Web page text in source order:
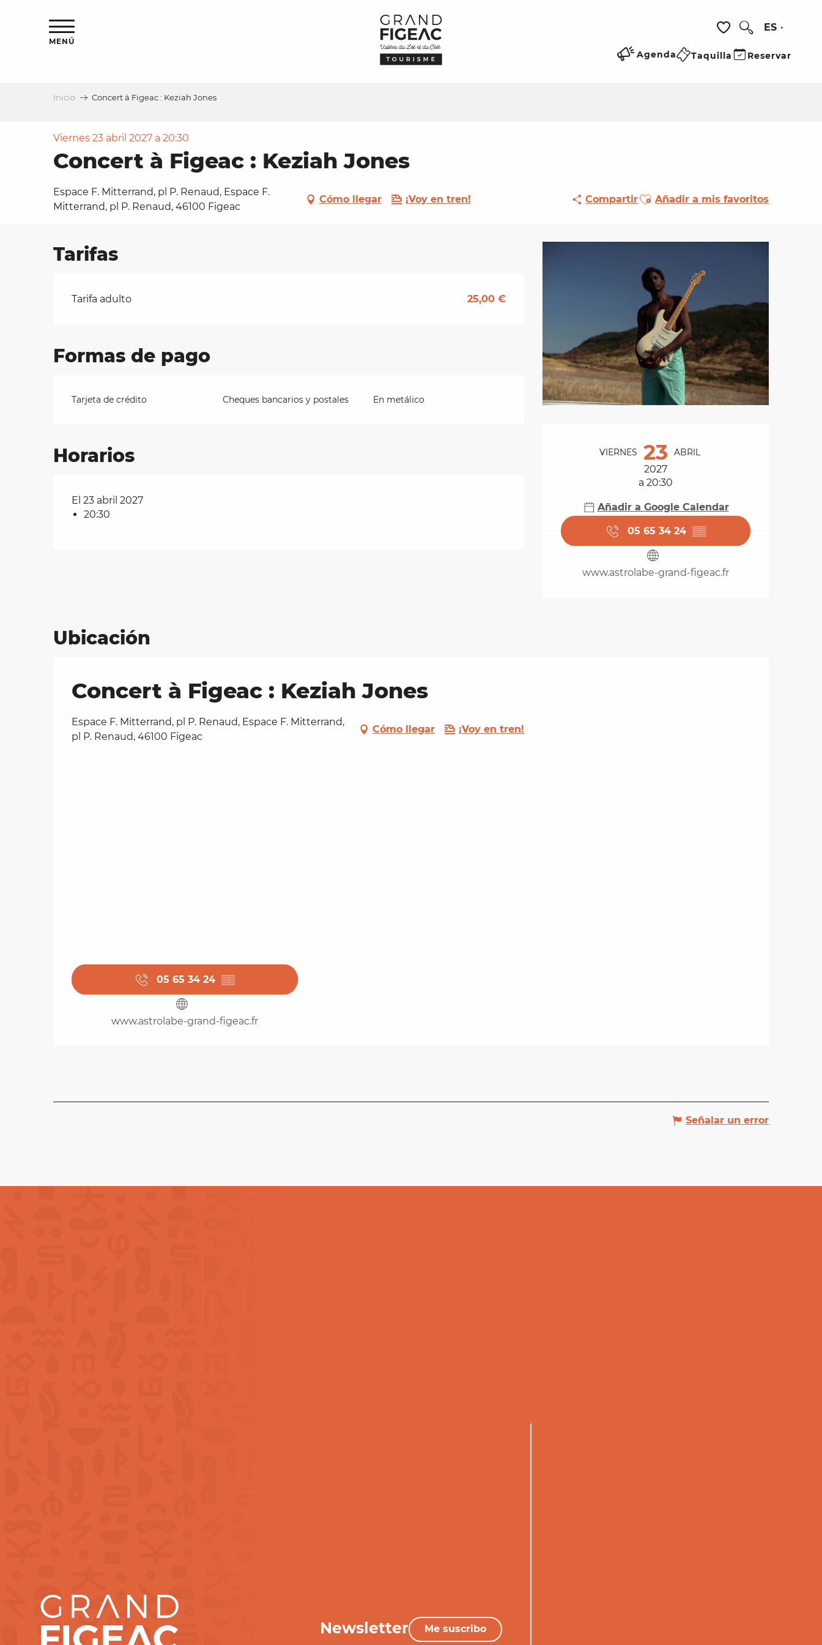
Voir les favoris
ES
MENÚ
Agenda Taquilla Reservar
Inicio Concert à Figeac : Keziah Jones
Viernes 23 abril 2027 a 20:30
Concert à Figeac : Keziah Jones
Espace F. Mitterrand, pl P. Renaud, Espace F.
Mitterrand, pl P. Renaud, 46100 Figeac
Cómo llegar ¡Voy en tren! CompartirAjouter aux favoris
Añadir a mis favoritos
Horarios y datos de
VIERNES 23 ABRIL
2027
a 20:30
Añadir a Google Calendar
05 65 34 24 ▒▒
www.astrolabe-grand-figeac.fr
Tarifas
Tarifas 2026
Tarifa adulto 25,00 €
Formas de pago
Tarjeta de crédito Cheques bancarios y postales En metálico
Horarios
El 23 abril 2027
20:30
Ubicación
Concert à Figeac : Keziah Jones
Espace F. Mitterrand, pl P. Renaud, Espace F. Mitterrand,
pl P. Renaud, 46100 Figeac
Cómo llegar ¡Voy en tren!
05 65 34 24 ▒▒
www.astrolabe-grand-figeac.fr
Señalar un error
Newsletter Me suscribo